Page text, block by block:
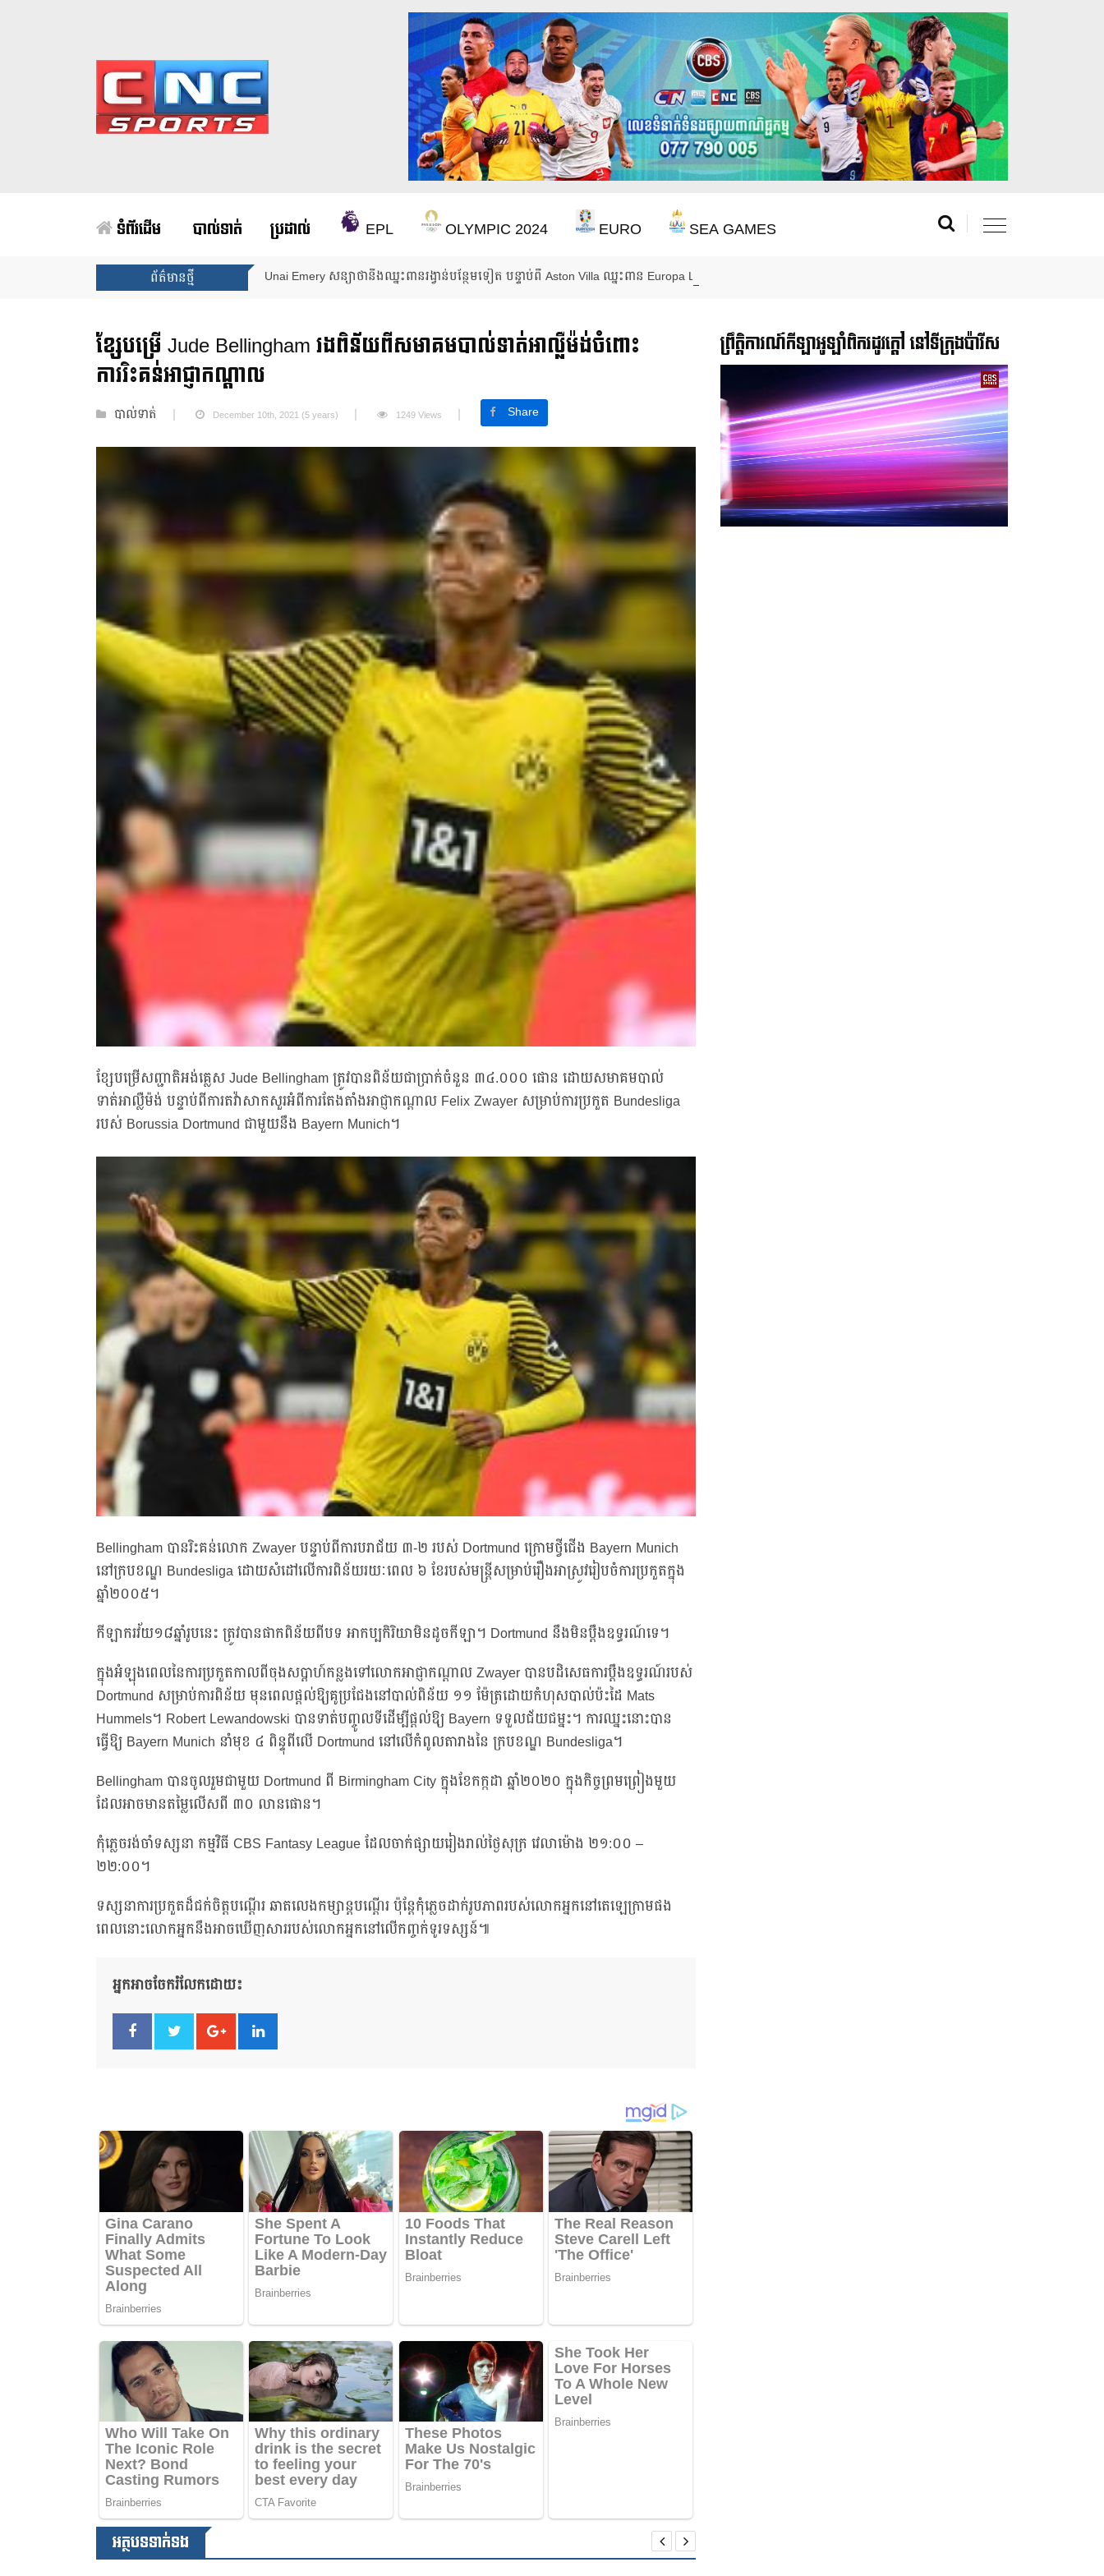
ទំព័រដើម បាល់ទាត់ ប្រដាល់ EPL OLYMPIC 2024 EURO SEA GAMES
ព័ត៌មានថ្មី Unai Emery សន្យាថានឹងឈ្នះពានរង្វាន់បន្ថែមទៀត បន្ទាប់ពី Aston Villa ឈ្នះពាន Europa League
ខ្សែបម្រើ Jude Bellingham រងពិន័យពីសមាគមបាល់ទាត់អាល្លឺម៉ង់ចំពោះ
ការរិះគន់អាជ្ញាកណ្តាល
បាល់ទាត់ December 10th, 2021 (5 years) 1249 Views Share
ខ្សែបម្រើសញ្ជាតិអង់គ្លេស Jude Bellingham ត្រូវបានពិន័យជាប្រាក់ចំនួន ៣៤.០០០ ផោន ដោយសមាគមបាល់
ទាត់អាល្លឺម៉ង់ បន្ទាប់ពីការតវ៉ាសាកសួរអំពីការតែងតាំងអាជ្ញាកណ្តាល Felix Zwayer សម្រាប់ការប្រកួត Bundesliga
របស់ Borussia Dortmund ជាមួយនឹង Bayern Munich។
Bellingham បានរិះគន់លោក Zwayer បន្ទាប់ពីការបរាជ័យ ៣-២ របស់ Dortmund ក្រោមថ្វីជើង Bayern Munich
នៅក្របខណ្ឌ Bundesliga ដោយសំដៅលើការពិន័យរយៈពេល ៦ ខែរបស់មន្ត្រីសម្រាប់រឿងអាស្រូវរៀបចំការប្រកួតក្នុង
ឆ្នាំ២០០៥។
កីឡាករវ័យ១៨ឆ្នាំរូបនេះ ត្រូវបានផាកពិន័យពីបទ អាកប្បកិរិយាមិនដូចកីឡា។ Dortmund នឹងមិនប្តឹងឧទ្ធរណ៍ទេ។
ក្នុងអំឡុងពេលនៃការប្រកួតកាលពីចុងសប្តាហ៍កន្លងទៅលោកអាជ្ញាកណ្តាល Zwayer បានបដិសេធការប្តឹងឧទ្ធរណ៍របស់
Dortmund សម្រាប់ការពិន័យ មុនពេលផ្តល់ឱ្យគូប្រជែងនៅបាល់ពិន័យ ១១ ម៉ែត្រដោយកំហុសបាល់ប៉ះដៃ Mats
Hummels។ Robert Lewandowski បានទាត់បញ្ចូលទីដើម្បីផ្តល់ឱ្យ Bayern ទទួលជ័យជម្នះ។ ការឈ្នះនោះបាន
ធ្វើឱ្យ Bayern Munich នាំមុខ ៤ ពិន្ទុពីលើ Dortmund នៅលើកំពូលតារាងនៃ ក្របខណ្ឌ Bundesliga។
Bellingham បានចូលរួមជាមួយ Dortmund ពី Birmingham City ក្នុងខែកក្កដា ឆ្នាំ២០២០ ក្នុងកិច្ចព្រមព្រៀងមួយ
ដែលអាចមានតម្លៃលើសពី ៣០ លានផោន។
កុំភ្លេចរង់ចាំទស្សនា កម្មវិធី CBS Fantasy League ដែលចាក់ផ្សាយរៀងរាល់ថ្ងៃសុក្រ វេលាម៉ោង ២១:០០ –
២២:០០។
ទស្សនាការប្រកួតដ៏ជក់ចិត្តបណ្តើរ ឆាតលេងកម្សាន្តបណ្តើរ ប៉ុន្តែកុំភ្លេចដាក់រូបភាពរបស់លោកអ្នកនៅតេឡេក្រាមផង
ពេលនោះលោកអ្នកនឹងអាចឃើញសាររបស់លោកអ្នកនៅលើកញ្ចក់ទូរទស្សន៍៕
អ្នកអាចចែករំលែកដោយ៖
អត្ថបទទាក់ទង
ព្រឹត្តិការណ៍កីឡាអូឡាំពិករដូវក្ដៅ នៅទីក្រុងប៉ារីស